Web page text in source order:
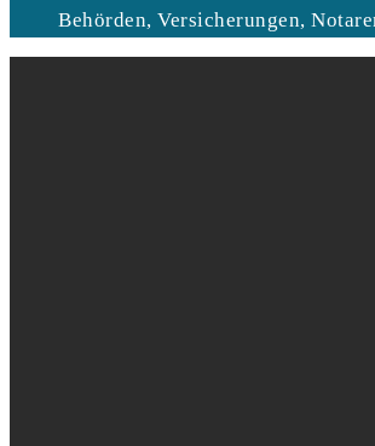
Behörden, Versicherungen,